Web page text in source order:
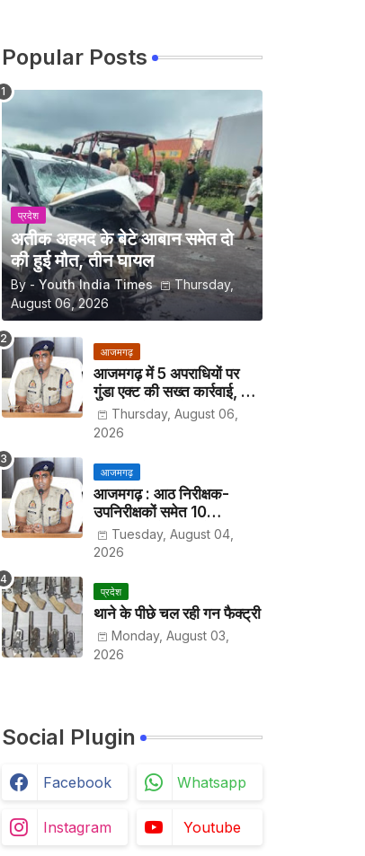
Popular Posts
प्रदेश
अतीक अहमद के बेटे आबान समेत दो
की हुई मौत, तीन घायल
By - Youth India Times
Thursday,
August 06, 2026
आजमगढ़
आजमगढ़ में 5 अपराधियों पर
गुंडा एक्ट की सख्त कार्रवाई, अब
हर पखवाड़े थाने में लगानी होगी
हाजिरी
Thursday, August 06,
2026
आजमगढ़
आजमगढ़ : आठ निरीक्षक-
उपनिरीक्षकों समेत 10
अधिकारियों के तबादले
Tuesday, August 04,
2026
प्रदेश
थाने के पीछे चल रही गन फैक्ट्री
Monday, August 03,
2026
Social Plugin
Facebook Whatsapp
Instagram Youtube